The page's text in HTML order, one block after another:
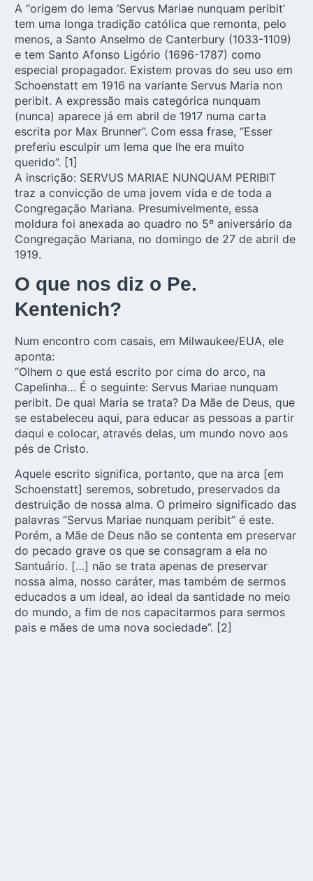
A “origem do lema ‘Servus Mariae nunquam peribit’
tem uma longa tradição católica que remonta, pelo
menos, a Santo Anselmo de Canterbury (1033-1109)
e tem Santo Afonso Ligório (1696-1787) como
especial propagador. Existem provas do seu uso em
Schoenstatt em 1916 na variante Servus Maria non
peribit. A expressão mais categórica nunquam
(nunca) aparece já em abril de 1917 numa carta
escrita por Max Brunner”. Com essa frase, “Esser
preferiu esculpir um lema que lhe era muito
querido”. [1]
A inscrição: SERVUS MARIAE NUNQUAM PERIBIT
traz a convicção de uma jovem vida e de toda a
Congregação Mariana. Presumivelmente, essa
moldura foi anexada ao quadro no 5º aniversário da
Congregação Mariana, no domingo de 27 de abril de
1919.
O que nos diz o Pe.
Kentenich?
Num encontro com casais, em Milwaukee/EUA, ele
aponta:
“Olhem o que está escrito por cima do arco, na
Capelinha… É o seguinte: Servus Mariae nunquam
peribit. De qual Maria se trata? Da Mãe de Deus, que
se estabeleceu aqui, para educar as pessoas a partir
daqui e colocar, através delas, um mundo novo aos
pés de Cristo.
Aquele escrito significa, portanto, que na arca [em
Schoenstatt] seremos, sobretudo, preservados da
destruição de nossa alma. O primeiro significado das
palavras “Servus Mariae nunquam peribit” é este.
Porém, a Mãe de Deus não se contenta em preservar
do pecado grave os que se consagram a ela no
Santuário. […] não se trata apenas de preservar
nossa alma, nosso caráter, mas também de sermos
educados a um ideal, ao ideal da santidade no meio
do mundo, a fim de nos capacitarmos para sermos
pais e mães de uma nova sociedade”. [2]